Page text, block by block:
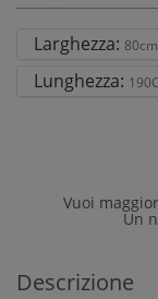
Larghezza: 80cm
Lunghezza:
Vuoi
Un
Descrizione